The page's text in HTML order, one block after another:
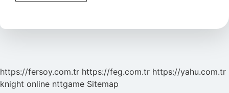
https://fersoy.com.tr https://feg.com.tr https://yahu.com.tr
knight online nttgame Sitemap